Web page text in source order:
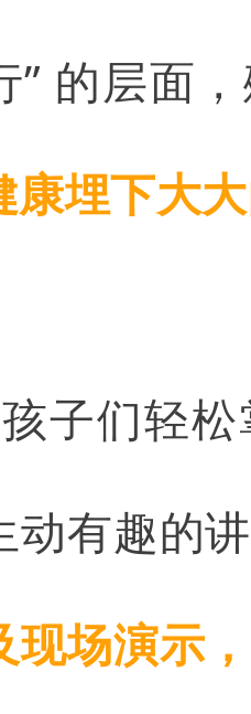
” 的层面
康埋下大
子们轻
动有趣的
现场演示